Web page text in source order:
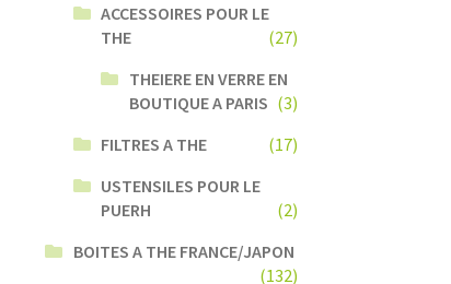
ACCESSOIRES POUR LE
THE
(27)
THEIERE EN VERRE EN
BOUTIQUE A PARIS (3)
FILTRES A THE
(17)
USTENSILES POUR LE
PUERH
(2)
BOITES A THE FRANCE/JAPON
(132)